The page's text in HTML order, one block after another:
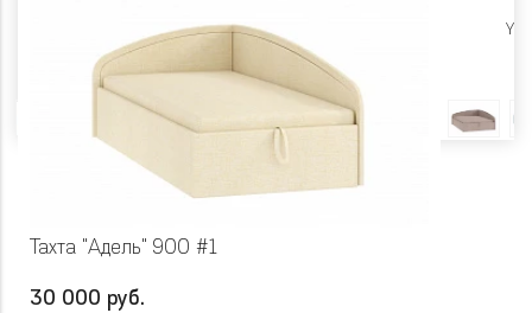
Y
Тахта "Адель" 900 #1
30 000 руб.